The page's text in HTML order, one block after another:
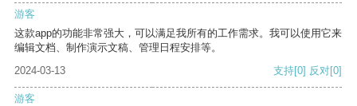
游客
这款app的功能非常强大，可以满足我所有的工作需求。我可以使用它来
编辑文档、制作演示文稿、管理日程安排等。
2024-03-13
支持[0] 反对[0]
游客